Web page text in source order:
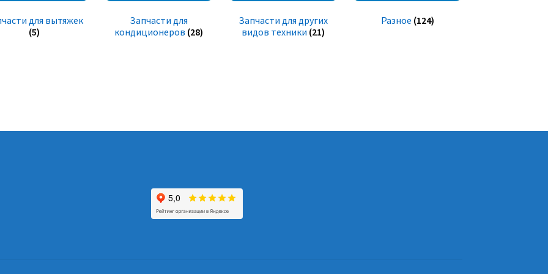
для вытяжек
(5)
Запчасти для
кондиционеров (28)
Запчасти для других
видов техники (21)
Разное (124)